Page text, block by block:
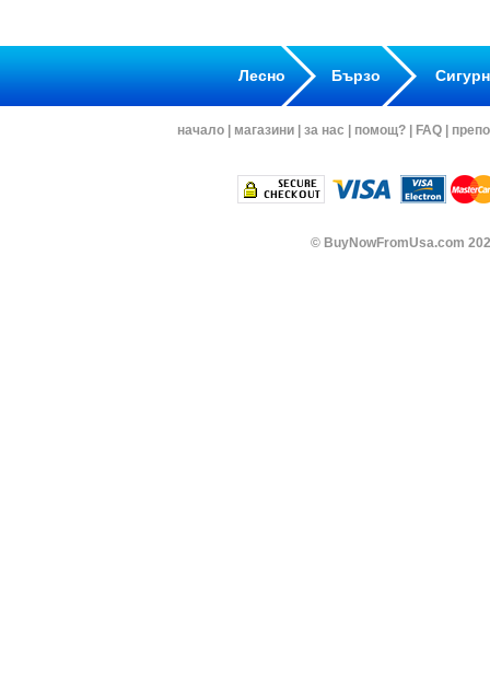
Лесно Бързо
начало магазини за нас помощ? FAQ
© BuyNowFromUsa.com